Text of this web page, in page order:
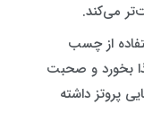
می‌کند.
از چسب
بخورد و صحبت
پروتز داشته